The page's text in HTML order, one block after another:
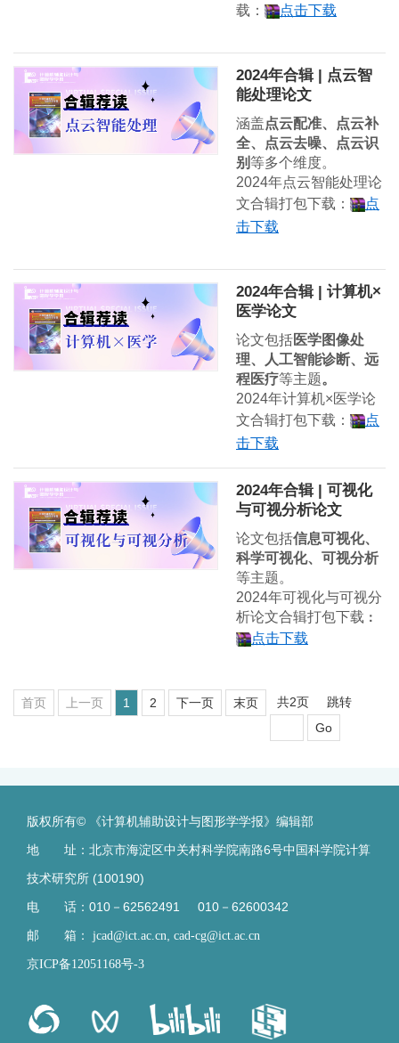
载：
点击下载
2024年合辑 | 点云智
能处理论文
涵盖点云配准、点云补
全、点云去噪、点云识
别 等多个维度。
2024年点云智能处理论
文合辑打包下载：
点
击下载
2024年合辑 | 计算机×
医学论文
论文包括医学图像处
理、人工智能诊断、远
程医疗等主题。
2024年计算机×医学论
文合辑打包下载：
点
击下载
2024年合辑 | 可视化
与可视分析论文
论文包括信息可视化、
科学可视化、可视分析
等主题。
2024年可视化与可视分
析论文合辑打包下载 ：
点击下载
首页 上一页 1 2 下一页 末页 共2页
跳转
Go
版权所有© 《计算机辅助设计与图形学学报》编辑部
地 址：北京市海淀区中关村科学院南路6号中国科学院计算
技术研究所 (100190)
电 话：010－62562491 010－62600342
邮 箱： jcad@ict.ac.cn cad-cg@ict.ac.cn
京ICP备12051168号-3